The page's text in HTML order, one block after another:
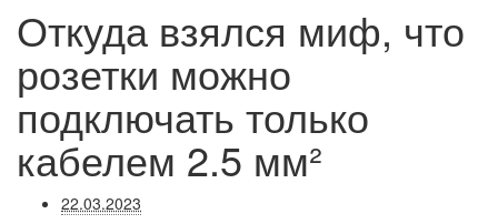
Откуда взялся миф, что
розетки можно
подключать только
кабелем 2.5 мм²
22.03.2023